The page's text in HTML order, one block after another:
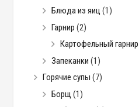
Блюда из яиц (1)
Гарнир (2)
Картофельный гарнир
Запеканки (1)
Горячие супы (7)
Борщ (1)